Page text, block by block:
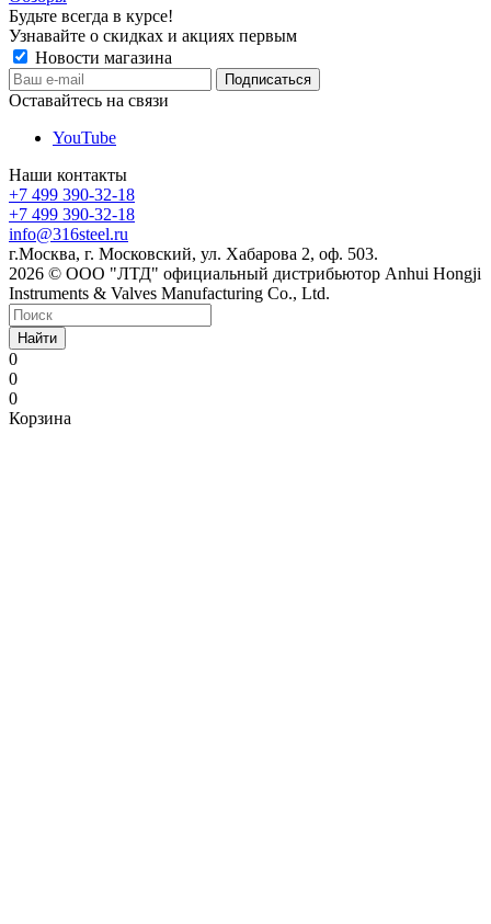
Будьте всегда в курсе!
Узнавайте о скидках и акциях первым
Новости магазина
Оставайтесь на связи
YouTube
Наши контакты
+7 499 390-32-18
+7 499 390-32-18
info@316steel.ru
г.Москва, г. Московский, ул. Хабарова 2, оф. 503.
2026 © ООО "ЛТД" официальный дистрибьютор Anhui Hongji
Instruments & Valves Manufacturing Co., Ltd.
Найти
0
0
0
Корзина